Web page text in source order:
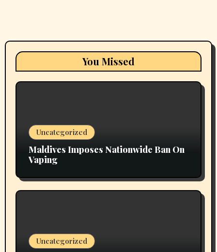
You Missed
Uncategorized
Maldives Imposes Nationwide Ban On
Vaping
Uncategorized